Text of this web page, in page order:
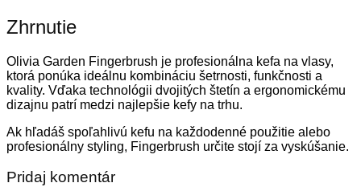
Zhrnutie
Olivia Garden Fingerbrush je profesionálna kefa na vlasy,
ktorá ponúka ideálnu kombináciu šetrnosti, funkčnosti a
kvality. Vďaka technológii dvojitých štetín a ergonomickému
dizajnu patrí medzi najlepšie kefy na trhu.
Ak hľadáš spoľahlivú kefu na každodenné použitie alebo
profesionálny styling, Fingerbrush určite stojí za vyskúšanie.
Pridaj komentár